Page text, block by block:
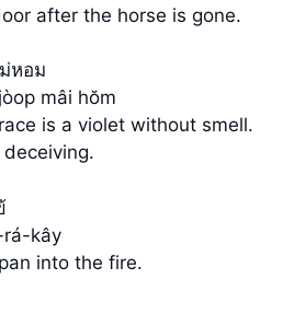
after the horse is gone.
หอม
mâi hŏm
is a violet without smell.
rá-kây
into the fire.